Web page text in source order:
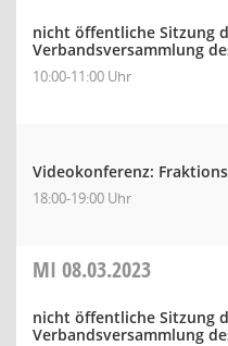
nicht öffentliche Sitzung
Verbandsversammlung
10:00-11:00 Uhr
Videokonferenz:
18:00-19:00 Uhr
MI 08.03.2023
nicht öffentliche Sitzung
Verbandsversammlung